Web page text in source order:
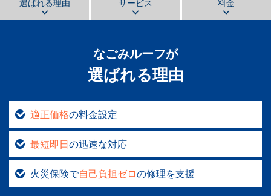
選ばれる理由 サービス 料金
なごみルーフが
選ばれる理由
適正価格の料金設定
最短即日の迅速な対応
火災保険で自己負担ゼロの修理を支援